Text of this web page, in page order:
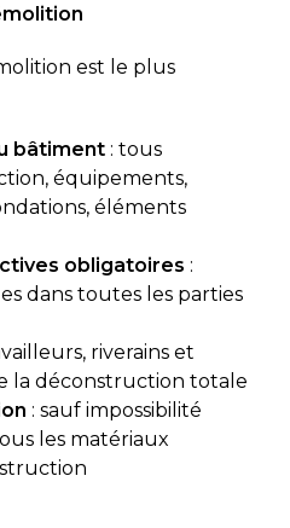
est le plus
bâtiment: tous
équipements,
éléments
obligatoires :
dans toutes les parties
riverains et
la déconstruction totale
: sauf impossibilité
les matériaux